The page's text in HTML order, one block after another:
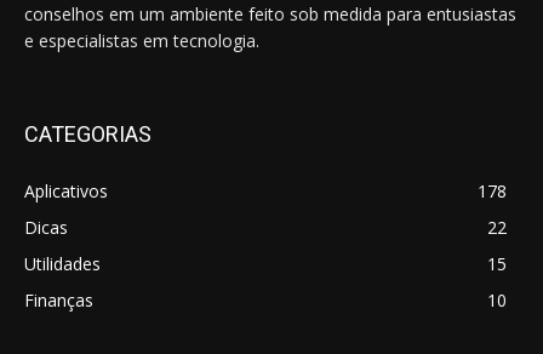
conselhos em um ambiente feito sob medida para entusiastas
e especialistas em tecnologia.
CATEGORIAS
Aplicativos
178
Dicas
22
Utilidades
15
Finanças
10